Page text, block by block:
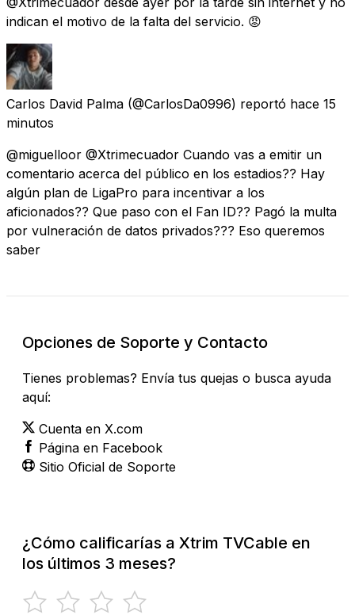
indican el motivo de la falta del servicio. 😡
Carlos David Palma (@CarlosDa0996) reportó hace 15
minutos
@miguelloor @Xtrimecuador Cuando vas a emitir un
comentario acerca del público en los estadios?? Hay
algún plan de LigaPro para incentivar a los
aficionados?? Que paso con el Fan ID?? Pagó la multa
por vulneración de datos privados??? Eso queremos
saber
Opciones de Soporte y Contacto
Tienes problemas? Envía tus quejas o busca ayuda
aquí:
Cuenta en X.com
Página en Facebook
Sitio Oficial de Soporte
¿Cómo calificarías a Xtrim TVCable en
los últimos 3 meses?